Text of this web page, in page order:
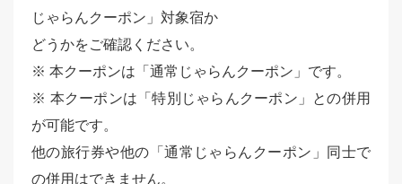
じゃらんクーポン」対象宿か
どうかをご確認ください。
※ 本クーポンは「通常じゃらんクーポン」です。
※ 本クーポンは「特別じゃらんクーポン」との併用
が可能です。
他の旅行券や他の「通常じゃらんクーポン」同士で
の併用はできません。